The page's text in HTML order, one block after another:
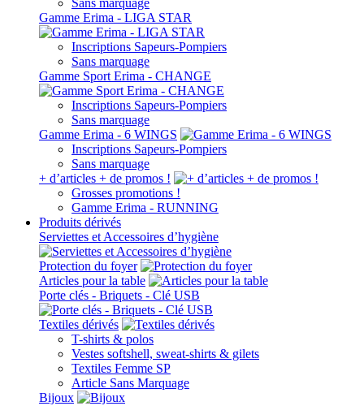
Sans marquage
Gamme Erima - LIGA STAR
Inscriptions Sapeurs-Pompiers
Sans marquage
Gamme Sport Erima - CHANGE
Inscriptions Sapeurs-Pompiers
Sans marquage
Gamme Erima - 6 WINGS
Inscriptions Sapeurs-Pompiers
Sans marquage
+ d’articles + de promos !
Grosses promotions !
Gamme Erima - RUNNING
Produits dérivés
Serviettes et Accessoires d’hygiène
Protection du foyer
Articles pour la table
Porte clés - Briquets - Clé USB
Textiles dérivés
T-shirts & polos
Vestes softshell, sweat-shirts & gilets
Textiles Femme SP
Article Sans Marquage
Bijoux